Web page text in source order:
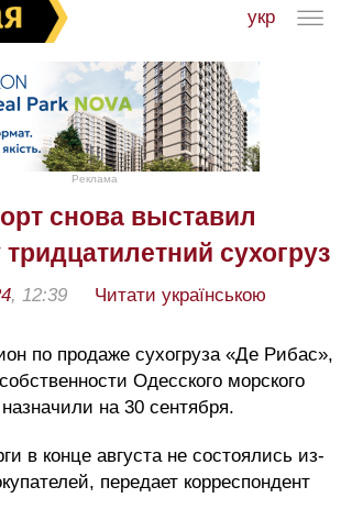
укр
Реклама
снова выставил
сухогруз
, 12:39 Читати українською
по продаже сухогруза «Де Рибас»,
Одесского морского
назначили на 30 сентября.
в конце августа не состоялись из-
передает корреспондент